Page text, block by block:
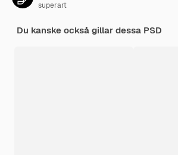
superart
Du kanske också gillar dessa PSD